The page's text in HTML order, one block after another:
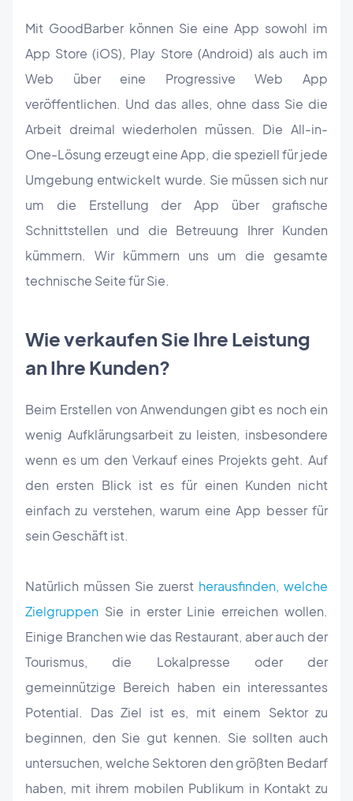
Mit GoodBarber können Sie eine App sowohl im
App Store (iOS), Play Store (Android) als auch im
Web über eine Progressive Web App
veröffentlichen. Und das alles, ohne dass Sie die
Arbeit dreimal wiederholen müssen. Die All-in-
One-Lösung erzeugt eine App, die speziell für jede
Umgebung entwickelt wurde. Sie müssen sich nur
um die Erstellung der App über grafische
Schnittstellen und die Betreuung Ihrer Kunden
kümmern. Wir kümmern uns um die gesamte
technische Seite für Sie.
Wie verkaufen Sie Ihre Leistung
an Ihre Kunden?
Beim Erstellen von Anwendungen gibt es noch ein
wenig Aufklärungsarbeit zu leisten, insbesondere
wenn es um den Verkauf eines Projekts geht. Auf
den ersten Blick ist es für einen Kunden nicht
einfach zu verstehen, warum eine App besser für
sein Geschäft ist.
Natürlich müssen Sie zuerst herausfinden, welche
Zielgruppen Sie in erster Linie erreichen wollen.
Einige Branchen wie das Restaurant, aber auch der
Tourismus, die Lokalpresse oder der
gemeinnützige Bereich haben ein interessantes
Potential. Das Ziel ist es, mit einem Sektor zu
beginnen, den Sie gut kennen. Sie sollten auch
untersuchen, welche Sektoren den größten Bedarf
haben, mit ihrem mobilen Publikum in Kontakt zu